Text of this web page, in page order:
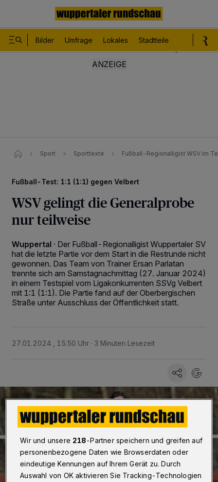
Bilder Umfrage Lokales Stadtteile
Sport Sporttexte Fußball-Regionalligist WSV im
Fußball-Test: 1:1 (1:1) gegen Velbert
WSV gelingt die Generalprobe
nur teilweise
Wuppertal · Der Fußball-Regionalligist Wuppertaler SV
hat die letzte Partie vor dem Start in die Restrunde nicht
gewonnen. Das Team von Trainer Ersan Parlatan
trennte sich am Samstagnachmittag (27. Januar 2024)
in einem Testspiel vom Ligakonkurrenten SSVg Velbert
mit 1:1 (1:1). Die Partie fand auf der Oberbergischen
Straße unter Ausschluss der Öffentlichkeit statt.
27.01.2024 , 15:50 Uhr 3 Minuten Lesezeit
Wir und unsere 218-Partner speichern und greifen auf
personenbezogene Daten wie Browserdaten oder
eindeutige Kennungen auf Ihrem Gerät zu. Durch
Auswahl von OK aktivieren Sie Tracking-Technologien